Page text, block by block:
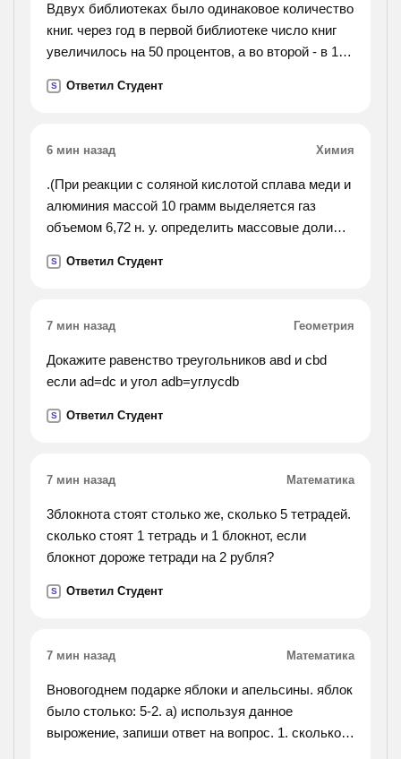
Вдвух библиотеках было одинаковое количество
книг. через год в первой библиотеке число книг
увеличилось на 50 процентов, а во второй - в 1,5
S Ответил Студент
6 мин назад Химия
.(При реакции с соляной кислотой сплава меди и
алюминия массой 10 грамм выделяется газ
объемом 6,72 н. у. определить массовые доли
S Ответил Студент
7 мин назад Геометрия
Докажите равенство треугольников авd и cbd
если ad=dc и угол adb=углуcdb
S Ответил Студент
7 мин назад Математика
3блокнота стоят столько же, сколько 5 тетрадей.
сколько стоят 1 тетрадь и 1 блокнот, если
блокнот дороже тетради на 2 рубля?
S Ответил Студент
7 мин назад Математика
Вновогоднем подарке яблоки и апельсины. яблок
было столько: 5-2. а) используя данное
вырожение, запиши ответ на вопрос. 1. сколько